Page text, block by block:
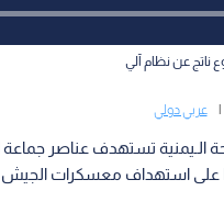
ناتج عن نظام آلي
| عربي دولي
الـيمنية تستهدف عناصر
على استهداف معسكرات